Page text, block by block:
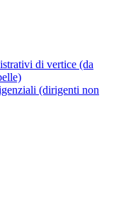
di vertice (da
(dirigenti non